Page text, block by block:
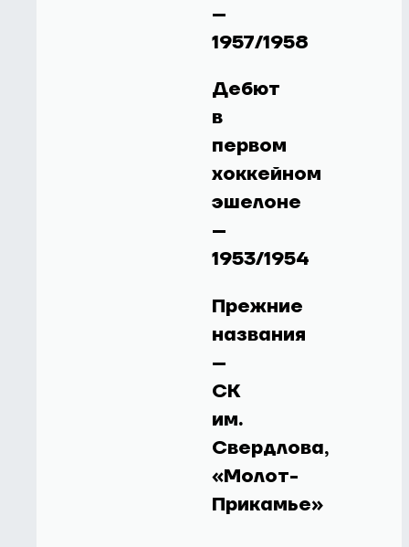
–
1957/1958
Дебют
в
первом
хоккейном
эшелоне
–
1953/1954
Прежние
названия
–
СК
им.
Свердлова,
«Молот-
Прикамье»